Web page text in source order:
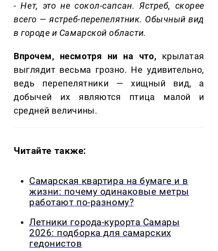
- Нет, это не сокол-сапсан. Ястреб, скорее
всего — ястреб-перепелятник. Обычный вид
в городе и Самарской области.
Впрочем, несмотря ни на что, крылатая
выглядит весьма грозно. Не удивительно,
ведь перепелятники — хищный вид, а
добычей их являются птица малой и
средней величины.
Читайте также:
Самарская квартира на бумаге и в
жизни: почему одинаковые метры
работают по-разному?
Летники города-курорта Самары
2026: подборка для самарских
гедонистов